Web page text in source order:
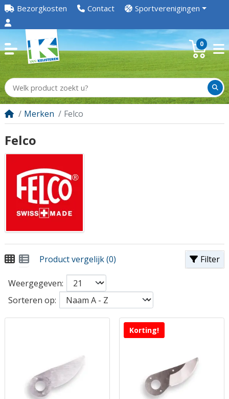
Bezorgkosten Contact Sportverenigingen
0
Merken Felco
Felco
Filter
Product vergelijk (0)
Weergegeven:
Sorteren op:
Korting!